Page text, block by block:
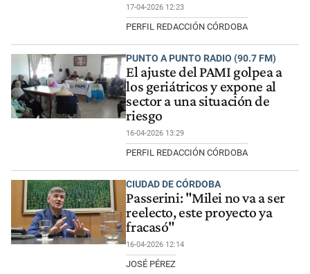
17-04-2026 12:23
PERFIL REDACCIÓN CÓRDOBA
PUNTO A PUNTO RADIO (90.7 FM)
El ajuste del PAMI golpea a
los geriátricos y expone al
sector a una situación de
riesgo
16-04-2026 13:29
PERFIL REDACCIÓN CÓRDOBA
CIUDAD DE CÓRDOBA
Passerini: "Milei no va a ser
reelecto, este proyecto ya
fracasó"
16-04-2026 12:14
JOSÉ PÉREZ